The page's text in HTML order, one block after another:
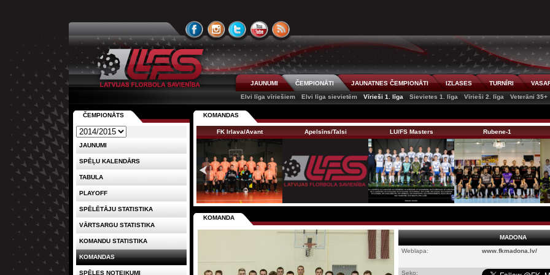
JAUNUMI ČEMPIONĀTI JAUNATNES ČEMPIONĀTI IZLASES TURNĪRI
Elvi līga vīriešiem
Elvi līga sievietēm Vīrieši 1. līga Sievietes 1. līga Vīrieši 2. līga Veterāni 35+
KOMANDAS
FK Irlava/Avant Apelsīns/Talsi LU/FS Masters Rubene-1
KOMANDA
MADONA
Weblapa:
www.fkmadona.lv/
Seko:
ČEMPIONĀTS
JAUNUMI
SPĒĻU KALENDĀRS
TABULA
PLAYOFF
SPĒLĒTĀJU STATISTIKA
VĀRTSARGU STATISTIKA
KOMANDU STATISTIKA
KOMANDAS
SPĒLES NOTEIKUMI